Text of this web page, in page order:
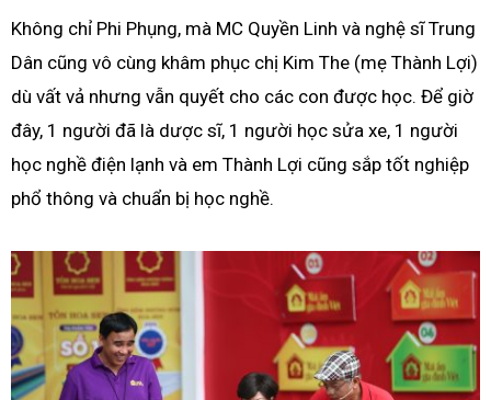
Không chỉ Phi Phụng, mà MC Quyền Linh và nghệ sĩ Trung
Dân cũng vô cùng khâm phục chị Kim The (mẹ Thành Lợi)
dù vất vả nhưng vẫn quyết cho các con được học. Để giờ
đây, 1 người đã là dược sĩ, 1 người học sửa xe, 1 người
học nghề điện lạnh và em Thành Lợi cũng sắp tốt nghiệp
phổ thông và chuẩn bị học nghề.